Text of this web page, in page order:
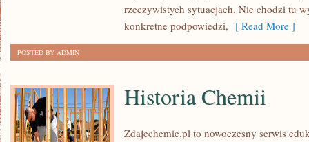
rzeczywistych sytuacjach. Nie chodzi tu
konkretne podpowiedzi, [ Read More ]
POSTED BY ADMIN
Historia Chemii
Zdajechemie.pl to nowoczesny serwis